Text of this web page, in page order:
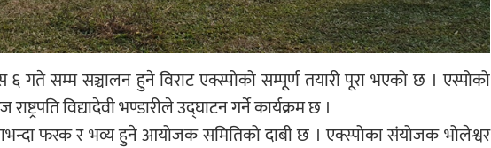
गते सम्म सञ्चालन हुने विराट एक्स्पोको सम्पूर्ण तयारी पूरा भएको छ । एस्पोको
विद्यादेवी भण्डारीले उद्घाटन गर्ने कार्यक्रम छ ।
फरक र भव्य हुने आयोजक समितिको दाबी छ । एक्स्पोका संयोजक भोलेश्वर